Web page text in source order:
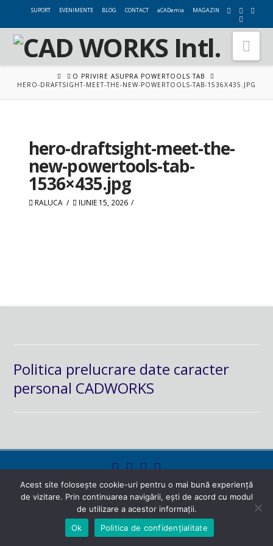
SUPORT EVENIMENTE BLOG CONTACT aCADemia MAGAZIN
HOMEO PRIVIRE ASUPRA POWERTOOLS TAB
HERO-DRAFTSIGHT-MEET-THE-NEW-POWERTOOLS-TAB-1536X435.JPG
hero-draftsight-meet-the-
new-powertools-tab-
1536×435.jpg
RALUCA IUNIE 15, 2026
Politica prelucrare date caracter
personal CADWORKS
powered byhoodmedia.net
Acest site folosește cookie-uri pentru o mai bună experiență
de vizitare. Prin continuarea navigării, ești de acord cu modul
de utilizare a acestor informații.
Ok
Politica de confidențialitate